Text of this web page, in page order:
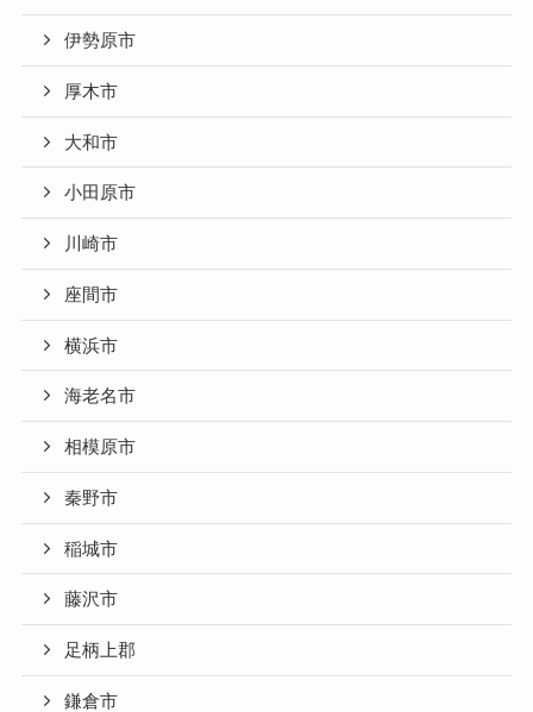
伊勢原市
厚木市
大和市
小田原市
川崎市
座間市
横浜市
海老名市
相模原市
秦野市
稲城市
藤沢市
足柄上郡
鎌倉市